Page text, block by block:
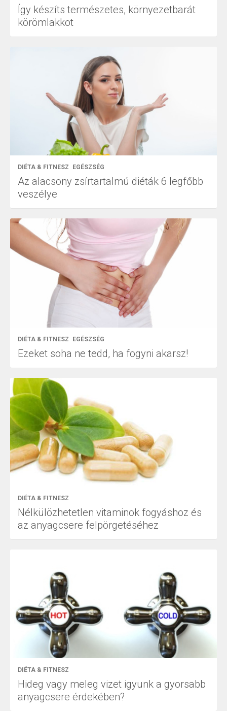
Így készíts természetes, környezetbarát
körömlakkot
DIÉTA & FITNESZ EGÉSZSÉG
Az alacsony zsírtartalmú diéták 6 legfőbb
veszélye
DIÉTA & FITNESZ EGÉSZSÉG
Ezeket soha ne tedd, ha fogyni akarsz!
DIÉTA & FITNESZ
Nélkülözhetetlen vitaminok fogyáshoz és
az anyagcsere felpörgetéséhez
DIÉTA & FITNESZ
Hideg vagy meleg vizet igyunk a gyorsabb
anyagcsere érdekében?